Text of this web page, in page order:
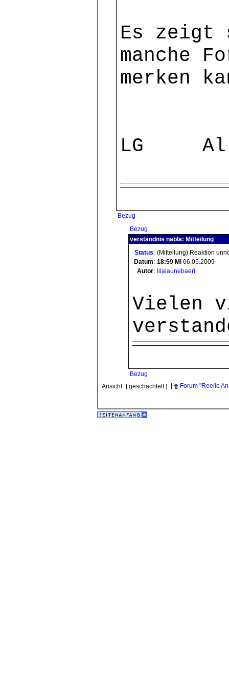
Es zeigt
manche
merken
LG Al-
Bezug
Bezug
verständnis nabla: Mitteilung
Status: (Mitteilung) Reaktion
Datum: 18:59 Mi 06.05.2009
Autor: lilalaunebaeri
Vielen
Bezug
Ansicht: [ geschachtelt ] Forum "Reelle